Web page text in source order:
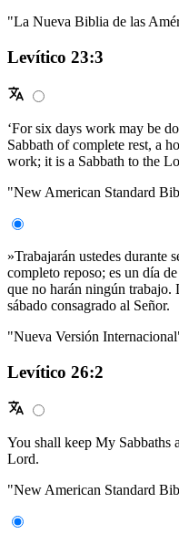
"La Nueva Biblia de las
Levítico 23:3
‘For six days work may be
Sabbath of complete rest, a
work; it is a Sabbath to the
"New American Standard
»Trabajarán ustedes durante
completo reposo; es un día
que no harán ningún trabajo.
sábado consagrado al Señor.
"Nueva Versión
Levítico 26:2
You shall keep My Sabbaths
Lord.
"New American Standard